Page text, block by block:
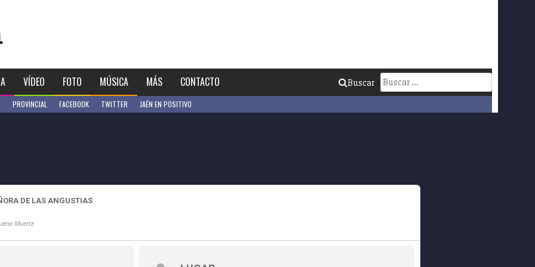
VÍDEO FOTO MÚSICA MÁS CONTACTO
PROVINCIAL FACEBOOK TWITTER JAÉN EN POSITIVO
Buscar:
Buscar
DE LAS ANGUSTIAS
Muerte